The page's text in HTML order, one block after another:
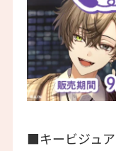
■キービジュ